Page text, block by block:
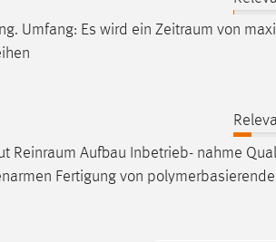
Umfang: Es wird ein Zeitraum von
Reinraum Aufbau Inbetrieb- nahme
Fertigung von